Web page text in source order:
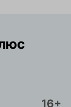
16+